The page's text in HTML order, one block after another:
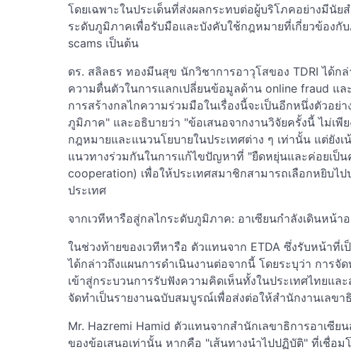
โดยเฉพาะในประเด็นที่ส่งผลกระทบต่อผู้บริโภคอย่างมี
ระดับภูมิภาคเพื่อรับมือและบังคับใช้กฎหมายที่เกี่ยวข้อง
scams เป็นต้น
ดร. สลิลธร ทองมีนสุข นักวิชาการอาวุโสของ TDRI ได้กล่
ความตื่นตัวในการแลกเปลี่ยนข้อมูลด้าน online fraud แล
การสร้างกลไกความร่วมมือในเรื่องนี้จะเป็นอีกหนึ่งตัวอย่
ภูมิภาค" และอธิบายว่า "ข้อเสนอจากงานวิจัยครั้งนี้ ไม่เ
กฎหมายและแนวนโยบายในประเทศต่าง ๆ เท่านั้น แต่ยัง
แนวทางร่วมกันในการแก้ไขปัญหาที่ "ยืดหยุ่นและค่อยเป็
cooperation) เพื่อให้ประเทศสมาชิกสามารถเลือกหยิบ
ประเทศ
จากเวทีหารือสู่กลไกระดับภูมิภาค: อาเซียนกำลังเดินหน้า
ในช่วงท้ายของเวทีหารือ ตัวแทนจาก ETDA ซึ่งรับหน้าที่
ได้กล่าวถึงแผนการดำเนินงานต่อจากนี้ โดยระบุว่า การจั
เข้าสู่กระบวนการรับฟังความคิดเห็นทั้งในประเทศไทยแ
จัดทำเป็นรายงานฉบับสมบูรณ์เพื่อส่งต่อให้สำนักงานเลขา
Mr. Hazremi Hamid ตัวแทนจากสำนักเลขาธิการอาเซี
ของข้อเสนอเท่านั้น หากคือ "เส้นทางนำไปปฏิบัติ" ที่เชื่อ